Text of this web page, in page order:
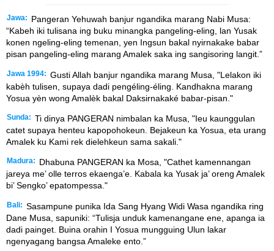
Jawa:
Pangeran Yehuwah banjur ngandika marang Nabi Musa:
“Kabeh iki tulisana ing buku minangka pangeling-eling, lan Yusak
konen ngeling-eling temenan, yen Ingsun bakal nyirnakake babar
pisan pangeling-eling marang Amalek saka ing sangisoring langit.”
Jawa 1994: Gusti Allah banjur ngandika marang Musa, "Lelakon iki
kabèh tulisen, supaya dadi pengéling-éling. Kandhakna marang
Yosua yèn wong Amalèk bakal Daksirnakaké babar-pisan."
Sunda: Ti dinya PANGERAN nimbalan ka Musa, "Ieu kaunggulan
catet supaya henteu kapopohokeun. Bejakeun ka Yosua, eta urang
Amalek ku Kami rek dielehkeun sama sakali."
Madura:
Dhabuna PANGERAN ka Mosa, "Cathet kamennangan
jareya me’ olle terros ekaenga’e. Kabala ka Yusak ja’ oreng Amalek
bi’ Sengko’ epatompessa."
Bali: Sasampune punika Ida Sang Hyang Widi Wasa ngandika ring
Dane Musa, sapuniki: “Tulisja unduk kamenangane ene, apanga ia
dadi painget. Buina orahin I Yosua mungguing Ulun lakar
ngenyagang bangsa Amaleke ento.”